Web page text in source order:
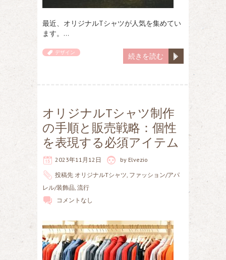
最近、オリジナルTシャツが人気を集めてい
ます。…
続きを読む
デザイン
オリジナルTシャツ制作
の手順と販売戦略：個性
を表現する必須アイテム
2023年11月12日 by Elvezio
投稿先 オリジナルTシャツ, ファッション/アパ
レル/装飾品, 流行
コメントなし